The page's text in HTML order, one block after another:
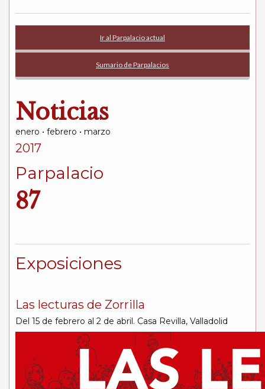
Ir al Parpalacio actual
Sumario de Parpalacios
Noticias
enero • febrero • marzo
2017
Parpalacio
87
Exposiciones
Las lecturas de Zorrilla
Del 15 de febrero al 2 de abril. Casa Revilla, Valladolid